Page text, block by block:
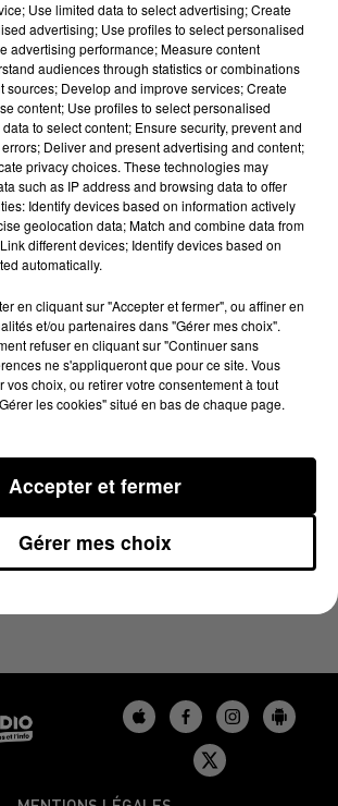
min 21 sec)
- 3 min 21 sec
BÉARN DU 05/12/2023 À 12H01
Use limited data to select advertising; Create
advertising; Use profiles to select personalised
advertising performance; Measure content
audiences through statistics or combinations
sources; Develop and improve services; Create
content; Use profiles to select personalised
to select content; Ensure security, prevent and
Deliver and present advertising and content;
privacy choices. These technologies may
such as IP address and browsing data to offer
Identify devices based on information actively
geolocation data; Match and combine data from
different devices; Identify devices based on
automatically.
en cliquant sur "Accepter et fermer", ou affiner en
et/ou partenaires dans "Gérer mes choix".
refuser en cliquant sur "Continuer sans
ne s'appliqueront que pour ce site. Vous
vos choix, ou retirer votre consentement à tout
les cookies" situé en bas de chaque page.
Gérer mes choix
Accepter et fermer